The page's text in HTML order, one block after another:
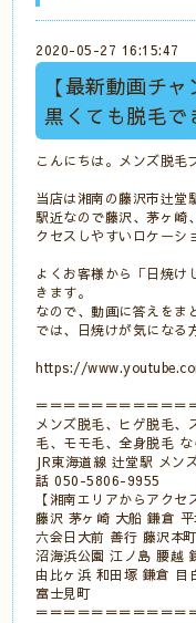
2020-05-27 16:15:47
【最新動画チ
黒くても脱毛で
こんにちは。メンズ脱毛
当店は湘南の藤沢市辻堂
駅近なので藤沢、茅ヶ崎
クセスしやすいロケーシ
よくお客様から「日焼け
きます。
なので、動画に答えをま
では、日焼けが気になる
https://
＝＝＝＝＝＝＝＝＝＝＝
メンズ脱毛、ヒゲ脱毛、
毛、モモ毛、全身脱毛 な
JR東海道線 辻堂駅 メ
話 050-5806-9955
【湘南エリアからアクセ
藤沢 茅ヶ崎 大船 鎌倉
六会日大前 善行 藤沢本
沼海浜公園 江ノ島 腰越
由比ヶ浜 和田塚 鎌倉 目
富士見町
＝＝＝＝＝＝＝＝＝＝＝